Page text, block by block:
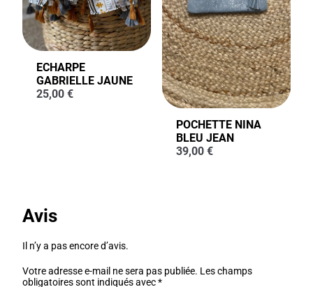
ECHARPE
GABRIELLE JAUNE
25,00 €
POCHETTE NINA
BLEU JEAN
39,00 €
Avis
Il n’y a pas encore d’avis.
Votre adresse e-mail ne sera pas publiée. Les champs
obligatoires sont indiqués avec*